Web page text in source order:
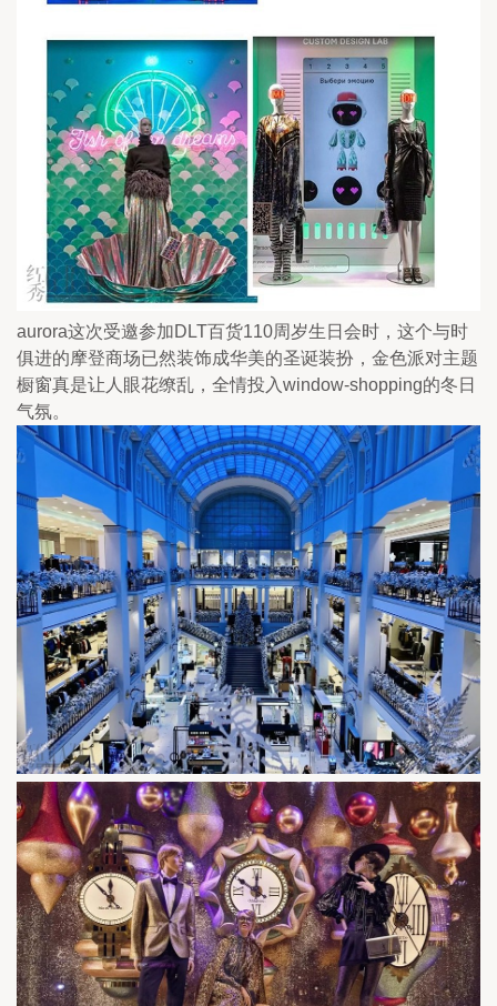
aurora这次受邀参加DLT百货110周岁生日会时，这个与时
俱进的摩登商场已然装饰成华美的圣诞装扮，金色派对主题
橱窗真是让人眼花缭乱，全情投入window-shopping的冬日
气氛。